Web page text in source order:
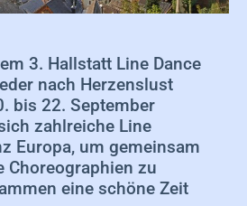
3. Hallstatt Line Dance
nach Herzenslust
bis 22. September
zahlreiche Line
Europa, um gemeinsam
Choreographien zu
eine schöne Zeit